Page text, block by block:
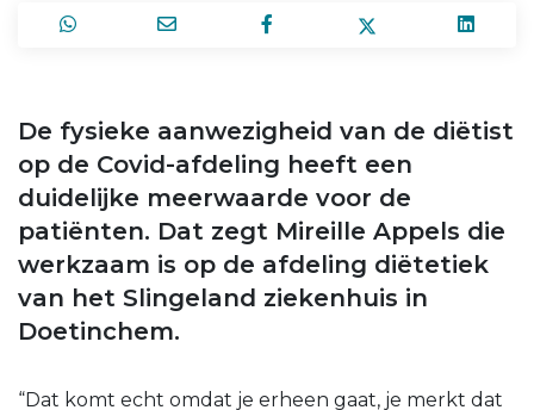
De fysieke aanwezigheid van de diëtist
op de Covid-afdeling heeft een
duidelijke meerwaarde voor de
patiënten. Dat zegt Mireille Appels die
werkzaam is op de afdeling diëtetiek
van het Slingeland ziekenhuis in
Doetinchem.
“Dat komt echt omdat je erheen gaat, je merkt dat